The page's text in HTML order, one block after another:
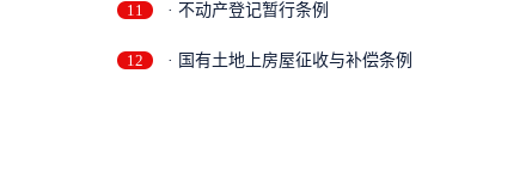
11 · 不动产登记暂行条例
12 · 国有土地上房屋征收与补偿条例